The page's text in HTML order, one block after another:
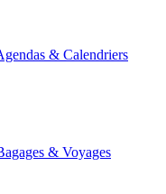
& Calendriers
& Voyages